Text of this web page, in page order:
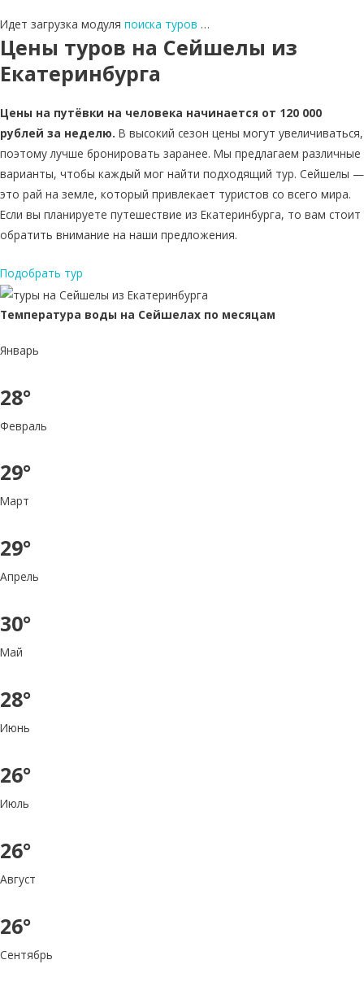
Идет загрузка модуля поиска туров …
Цены туров на Сейшелы из
Екатеринбурга
Цены на путёвки на человека начинается от 120 000
рублей за неделю. В высокий сезон цены могут увеличиваться,
поэтому лучше бронировать заранее. Мы предлагаем различные
варианты, чтобы каждый мог найти подходящий тур. Сейшелы —
это рай на земле, который привлекает туристов со всего мира.
Если вы планируете путешествие из Екатеринбурга, то вам стоит
обратить внимание на наши предложения.
Подобрать тур
Температура воды на Сейшелах по месяцам
Январь
28°
Февраль
29°
Март
29°
Апрель
30°
Май
28°
Июнь
26°
Июль
26°
Август
26°
Сентябрь